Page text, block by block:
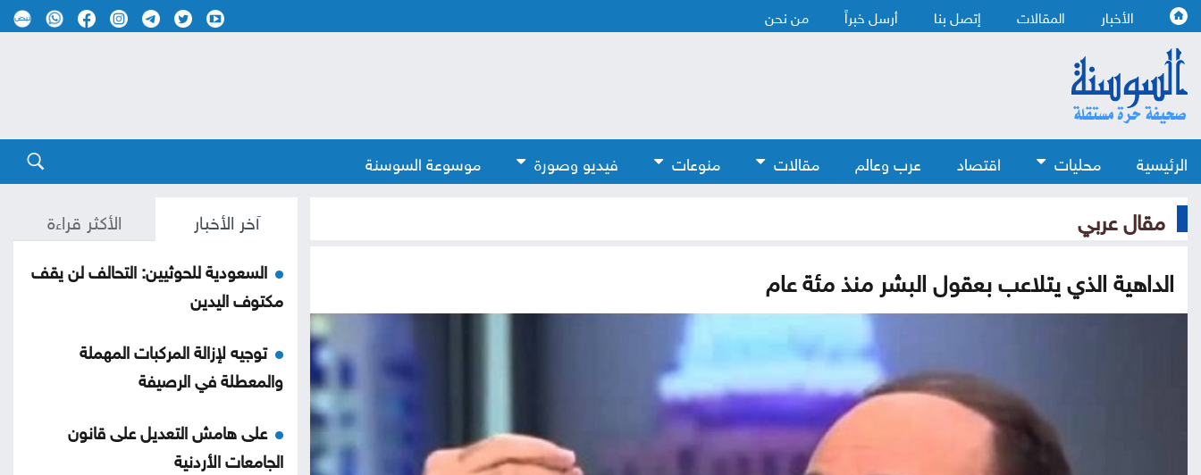
الأخبار المقالات إتصل بنا أرسل خبراً من نحن
الرئيسية محليات اقتصاد عرب وعالم مقالات منوعات فيديو وصورة موسوعة السوسنة
مقال عربي
الداهية الذي يتلاعب بعقول البشر منذ مئة عام
آخر الأخبار الأكثر قراءة
السعودية للحوثيين: التحالف لن يقف
مكتوف اليدين
توجيه لإزالة المركبات المهملة
والمعطلة في الرصيفة
على هامش التعديل على قانون
الجامعات الأردنية